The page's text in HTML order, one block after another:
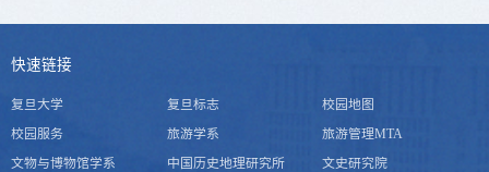
快速链接
复旦大学 复旦标志
校园地图
校园服务
旅游学系
旅游管理MTA
文物与博物馆学系
中国历史地理研究所 文史研究院